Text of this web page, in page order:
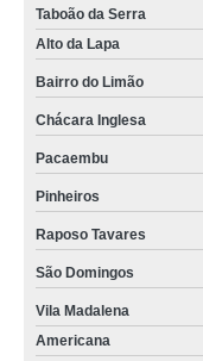
Taboão da Serra
Alto da Lapa
Bairro do Limão
Chácara Inglesa
Pacaembu
Pinheiros
Raposo Tavares
São Domingos
Vila Madalena
Americana